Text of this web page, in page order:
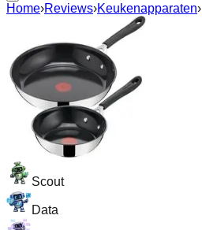
Home›Reviews›Keukenapparaten›
Scout
Data